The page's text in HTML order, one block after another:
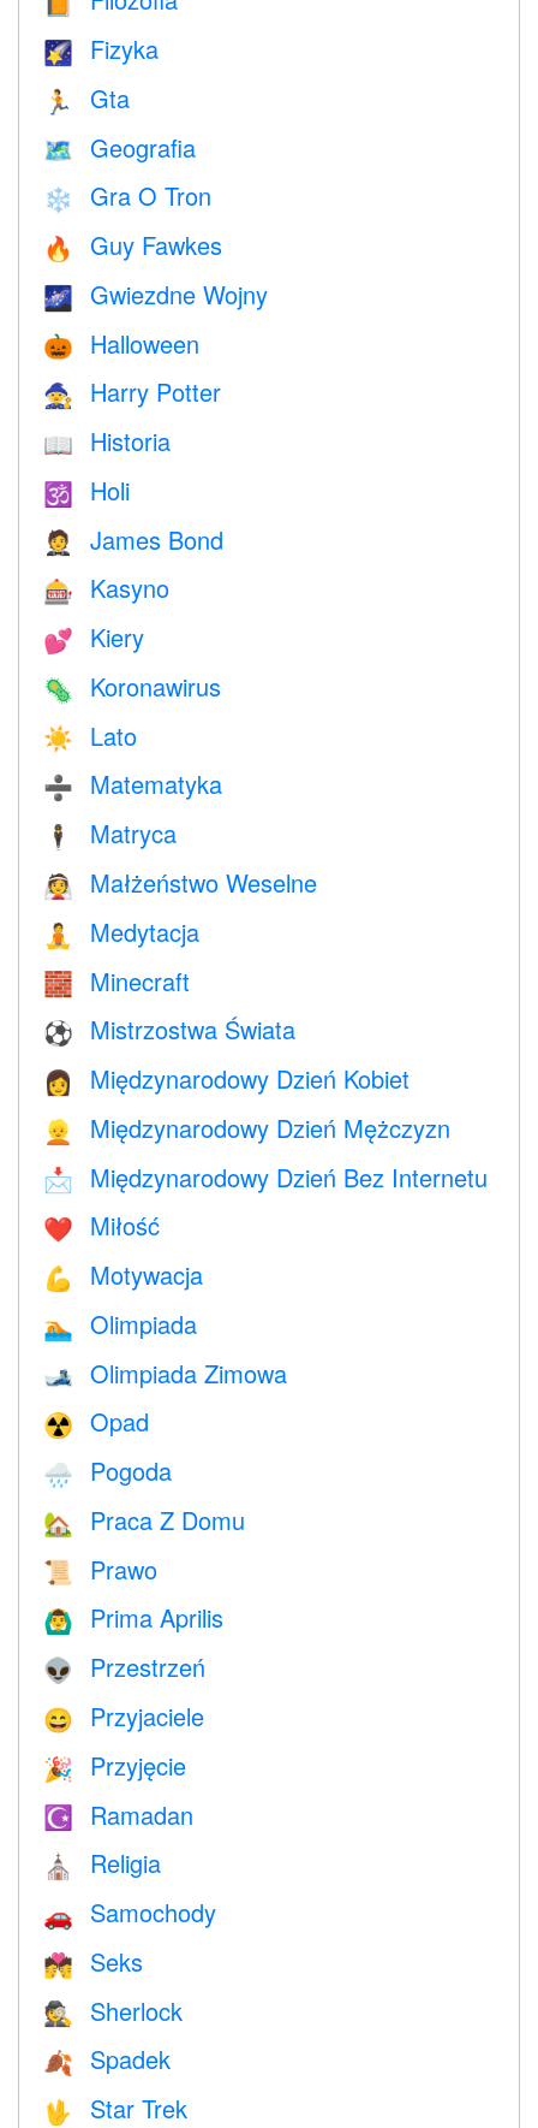
🌠 Fizyka
🏃 Gta
🗺 Geografia
❄️ Gra O Tron
🔥 Guy Fawkes
🌌 Gwiezdne Wojny
🎃 Halloween
🧙 Harry Potter
📖 Historia
🕉 Holi
🤵 James Bond
🎰 Kasyno
💕 Kiery
🦠 Koronawirus
☀️ Lato
➗ Matematyka
🕴️ Matryca
👰 Małżeństwo Weselne
🧘 Medytacja
🧱 Minecraft
⚽ Mistrzostwa Świata
👩 Międzynarodowy Dzień Kobiet
👱 Międzynarodowy Dzień Mężczyzn
📩 Międzynarodowy Dzień Bez Internetu
❤️️ Miłość
💪 Motywacja
🏊 Olimpiada
🎿 Olimpiada Zimowa
☢️ Opad
🌧 Pogoda
🏡 Praca Z Domu
📜 Prawo
🙆‍♂️ Prima Aprilis
👽 Przestrzeń
😄 Przyjaciele
🎉 Przyjęcie
☪️ Ramadan
⛪️ Religia
🚗 Samochody
💏 Seks
🕵️ Sherlock
🍂 Spadek
🖖 Star Trek